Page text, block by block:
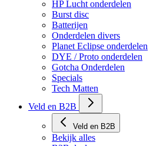
Paintball gereedschap
HP Lucht onderdelen
Burst disc
Batterijen
Onderdelen divers
Planet Eclipse onderdelen
DYE / Proto onderdelen
Gotcha Onderdelen
Specials
Tech Matten
Veld en B2B
Veld en B2B